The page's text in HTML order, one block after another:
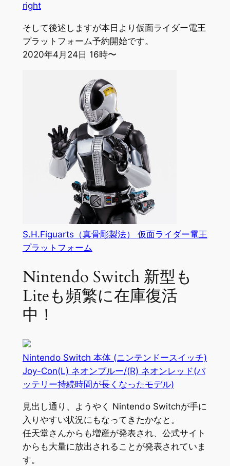
right
そして後述しますが本日より仮面ライダー電王
プラットフォーム予約開始です。
2020年4月24日 16時〜
S.H.Figuarts（真骨彫製法） 仮面ライダー電王
プラットフォーム
Nintendo Switch 新型も
Liteも頻繁に在庫復活
中！
Nintendo Switch 本体 (ニンテンドースイッチ)
Joy-Con(L) ネオンブルー/(R) ネオンレッド(バ
ッテリー持続時間が長くなったモデル)
見出し通り、ようやく Nintendo Switchが手に
入りやすい状況にもなってきたかなと。
任天堂さんからも増産が発表され、公式サイト
からも大量に放出されることが発表されていま
す。